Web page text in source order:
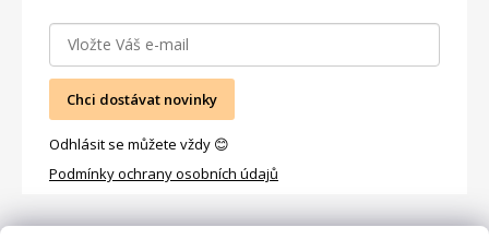
Chci dostávat novinky
Odhlásit se můžete vždy 😊
Podmínky ochrany osobních údajů